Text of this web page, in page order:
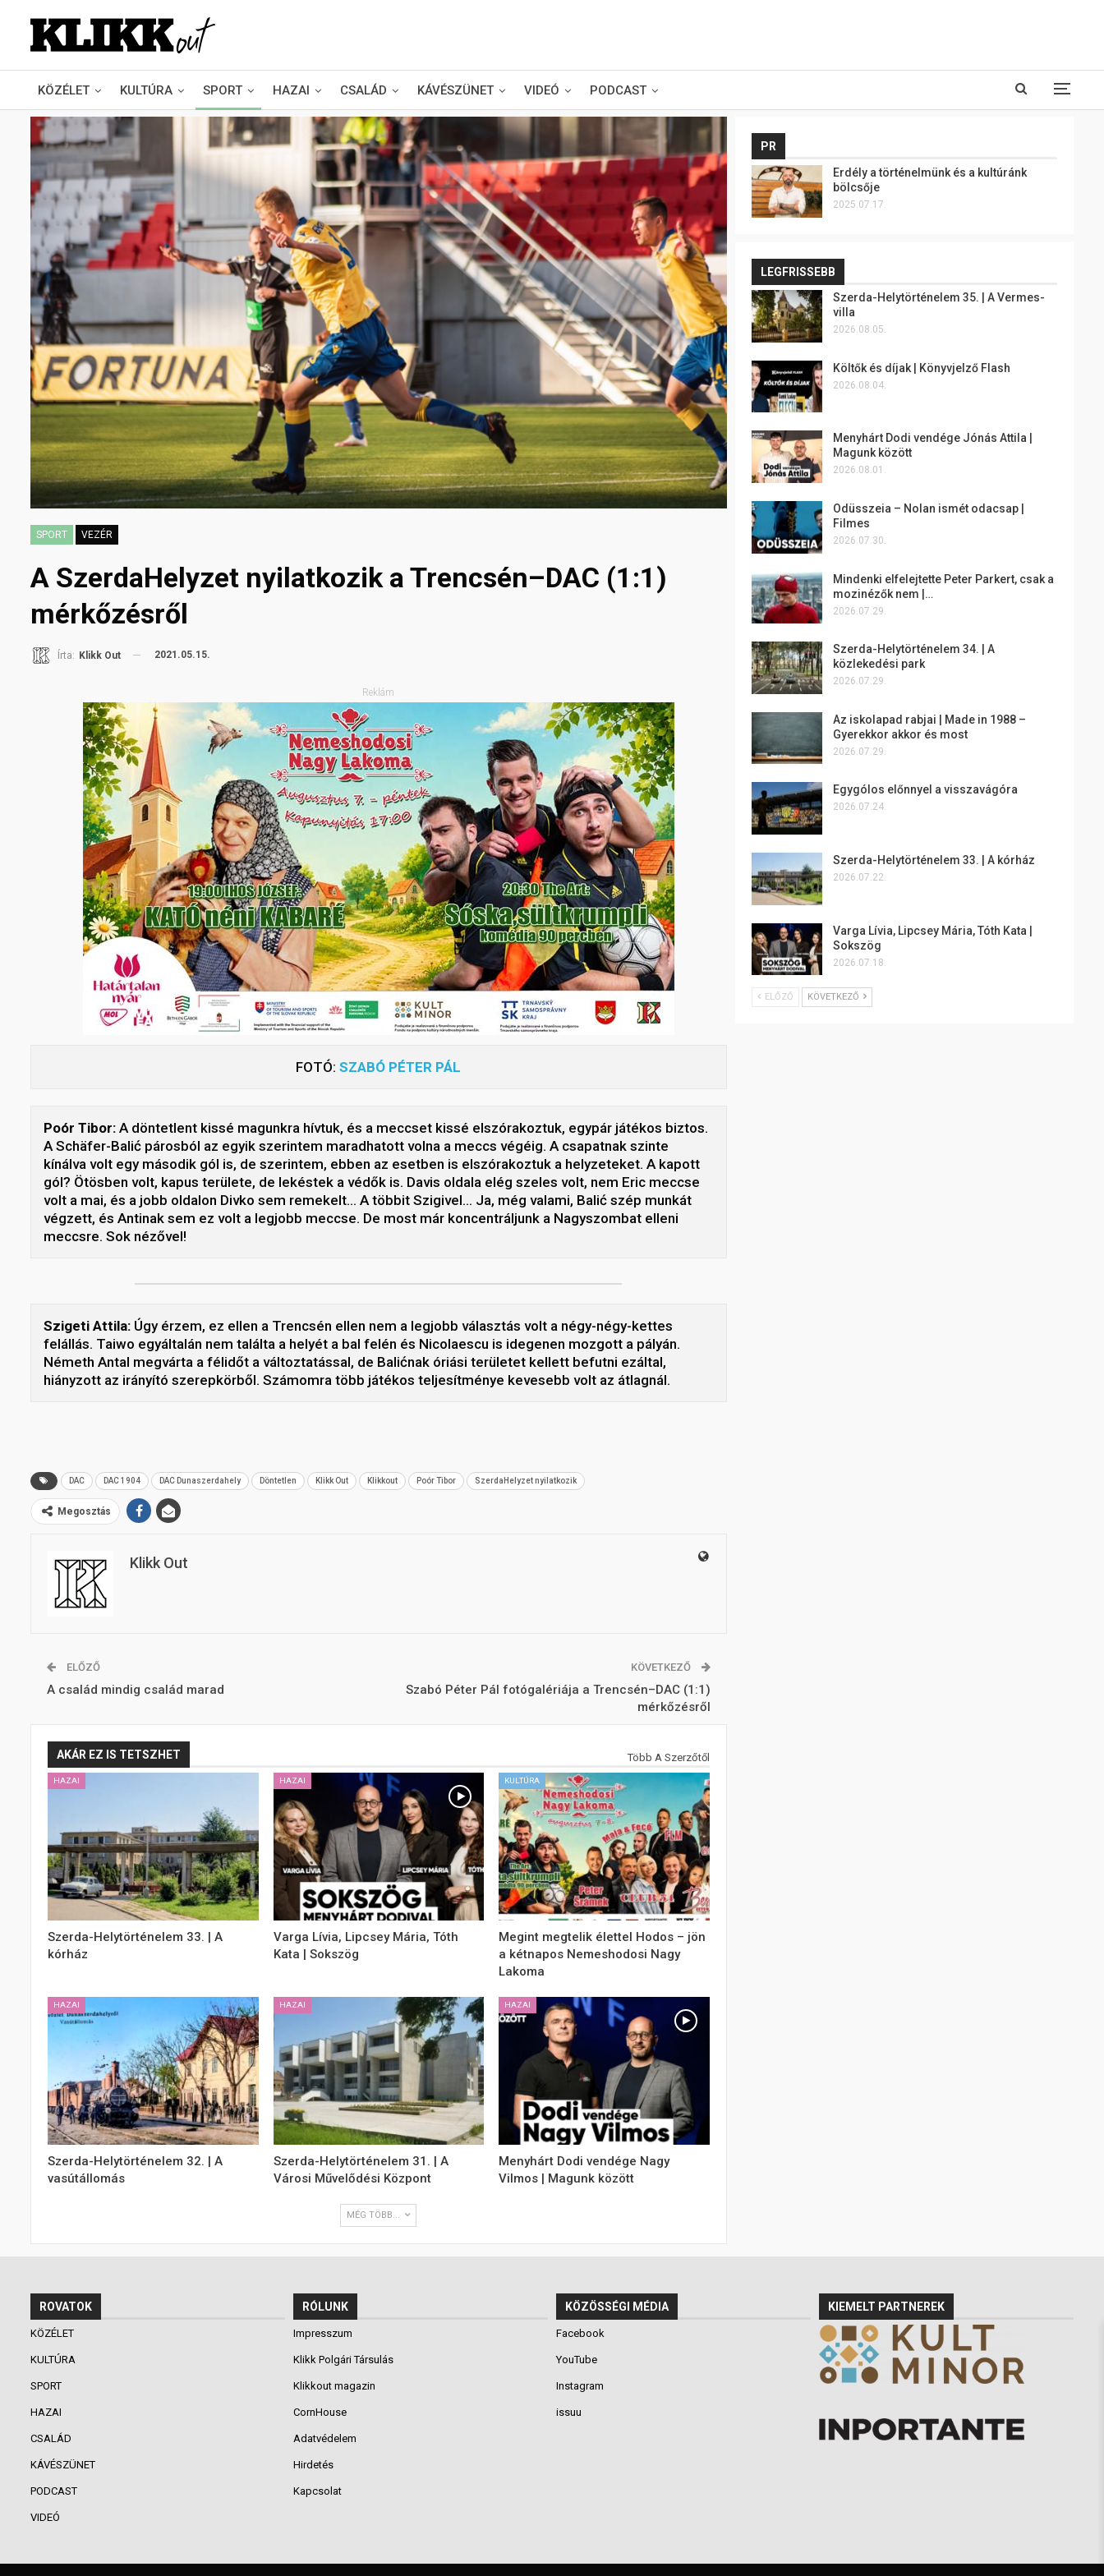
KÖZÉLET KULTÚRA SPORT HAZAI CSALÁD KÁVÉSZÜNET VIDEÓ PODCAST
SPORT VEZÉR
A SzerdaHelyzet nyilatkozik a Trencsén–DAC (1:1)
mérkőzésről
Írta: Klikk Out 2021.05.15.
Reklám
FOTÓ:SZABÓ PÉTER PÁL
Poór Tibor: A döntetlent kissé magunkra hívtuk, és a meccset kissé elszórakoztuk, egypár játékos biztos.
A Schäfer-Balić párosból az egyik szerintem maradhatott volna a meccs végéig. A csapatnak szinte
kínálva volt egy második gól is, de szerintem, ebben az esetben is elszórakoztuk a helyzeteket. A kapott
gól? Ötösben volt, kapus területe, de lekéstek a védők is. Davis oldala elég szeles volt, nem Eric meccse
volt a mai, és a jobb oldalon Divko sem remekelt… A többit Szigivel… Ja, még valami, Balić szép munkát
végzett, és Antinak sem ez volt a legjobb meccse. De most már koncentráljunk a Nagyszombat elleni
meccsre. Sok nézővel!
Szigeti Attila: Úgy érzem, ez ellen a Trencsén ellen nem a legjobb választás volt a négy-négy-kettes
felállás. Taiwo egyáltalán nem találta a helyét a bal felén és Nicolaescu is idegenen mozgott a pályán.
Németh Antal megvárta a félidőt a változtatással, de Balićnak óriási területet kellett befutni ezáltal,
hiányzott az irányító szerepkörből. Számomra több játékos teljesítménye kevesebb volt az átlagnál.
DAC DAC 1904 DAC Dunaszerdahely Döntetlen Klikk Out Klikkout Poór Tibor SzerdaHelyzet nyilatkozik
Megosztás
Klikk Out
ELŐZŐ
A család mindig család marad
KÖVETKEZŐ
Szabó Péter Pál fotógalériája a Trencsén–DAC (1:1)
mérkőzésről
AKÁR EZ IS TETSZHET Több A Szerzőtől
HAZAI
Szerda-Helytörténelem 33. | A
kórház
HAZAI
Varga Lívia, Lipcsey Mária, Tóth
Kata | Sokszög
KULTÚRA
Megint megtelik élettel Hodos – jön
a kétnapos Nemeshodosi Nagy
Lakoma
HAZAI
Szerda-Helytörténelem 32. | A
vasútállomás
HAZAI
Szerda-Helytörténelem 31. | A
Városi Művelődési Központ
HAZAI
Menyhárt Dodi vendége Nagy
Vilmos | Magunk között
MÉG TÖBB...
PR
Erdély a történelmünk és a kultúránk
bölcsője
2025.07.17.
LEGFRISSEBB
Szerda-Helytörténelem 35. | A Vermes-
villa
2026.08.05.
Költők és díjak | Könyvjelző Flash
2026.08.04.
Menyhárt Dodi vendége Jónás Attila |
Magunk között
2026.08.01.
Odüsszeia – Nolan ismét odacsap |
Filmes
2026.07.30.
Mindenki elfelejtette Peter Parkert, csak a
mozinézők nem |…
2026.07.29.
Szerda-Helytörténelem 34. | A
közlekedési park
2026.07.29.
Az iskolapad rabjai | Made in 1988 –
Gyerekkor akkor és most
2026.07.29.
Egygólos előnnyel a visszavágóra
2026.07.24.
Szerda-Helytörténelem 33. | A kórház
2026.07.22.
Varga Lívia, Lipcsey Mária, Tóth Kata |
Sokszög
2026.07.18.
ELŐZŐ KÖVETKEZŐ
ROVATOK
KÖZÉLET
KULTÚRA
SPORT
HAZAI
CSALÁD
KÁVÉSZÜNET
PODCAST
VIDEÓ
RÓLUNK
Impresszum
Klikk Polgári Társulás
Klikkout magazin
CornHouse
Adatvédelem
Hirdetés
Kapcsolat
KÖZÖSSÉGI MÉDIA
Facebook
YouTube
Instagram
issuu
KIEMELT PARTNEREK